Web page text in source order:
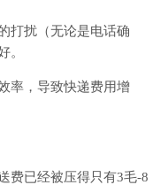
打扰（无论是电话确
。
率，导致快递费用增
费已经被压得只有3毛-8